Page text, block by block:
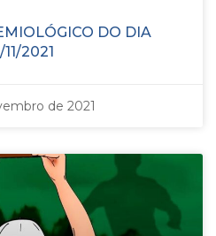
DO DIA
2021
de 2021